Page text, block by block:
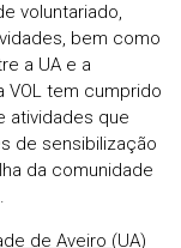
voluntariado,
bem como
a UA e a
VOL tem cumprido
atividades que
de sensibilização
da comunidade
de Aveiro (UA)